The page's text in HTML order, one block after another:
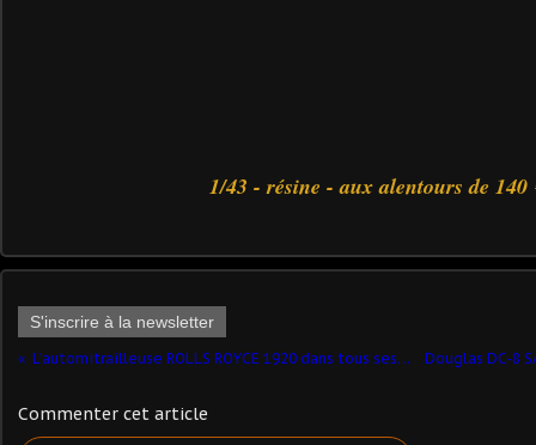
1/43 - résine - aux alentours de 140
S'inscrire à la newsletter
L'automitrailleuse ROLLS ROYCE 1920 dans tous ses états
Commenter cet article